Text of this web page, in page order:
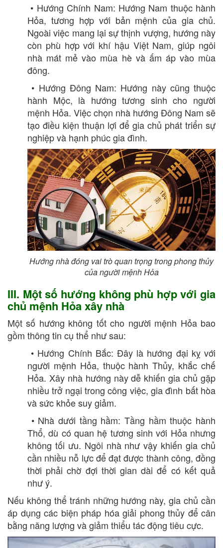
• Hướng Chính Nam: Hướng Nam thuộc hành
Hỏa, tương hợp với bản mệnh của gia chủ.
Ngoài việc mang lại sự thịnh vượng, hướng này
còn phù hợp với khí hậu Việt Nam, giúp ngôi
nhà mát mẻ vào mùa hè và ấm áp vào mùa
đông.
• Hướng Đông Nam: Hướng này cũng thuộc
hành Mộc, là hướng tương sinh cho người
mệnh Hỏa. Việc chọn nhà hướng Đông Nam sẽ
tạo điều kiện thuận lợi để gia chủ phát triển sự
nghiệp và hạnh phúc gia đình.
Hướng nhà đóng vai trò quan trọng trong phong thủy
của người mệnh Hỏa
III. Một số hướng không phù hợp với gia
chủ mệnh Hỏa xây nhà
Một số hướng không tốt cho người mệnh Hỏa bao
gồm thông tin cụ thể như sau:
• Hướng Chính Bắc: Đây là hướng đại kỵ với
người mệnh Hỏa, thuộc hành Thủy, khắc chế
Hỏa. Xây nhà hướng này dễ khiến gia chủ gặp
nhiều trở ngại trong công việc, gia đình bất hòa
và sức khỏe suy giảm.
• Nhà dưới tầng hầm: Tầng hầm thuộc hành
Thổ, dù có quan hệ tương sinh với Hỏa nhưng
không tối ưu. Ngôi nhà như vậy khiến gia chủ
cần nhiều nỗ lực để đạt được thành công, đồng
thời phải chờ đợi thời gian dài để có kết quả
như ý.
Nếu không thể tránh những hướng này, gia chủ cần
áp dụng các biện pháp hóa giải phong thủy để cân
bằng năng lượng và giảm thiểu tác động tiêu cực.